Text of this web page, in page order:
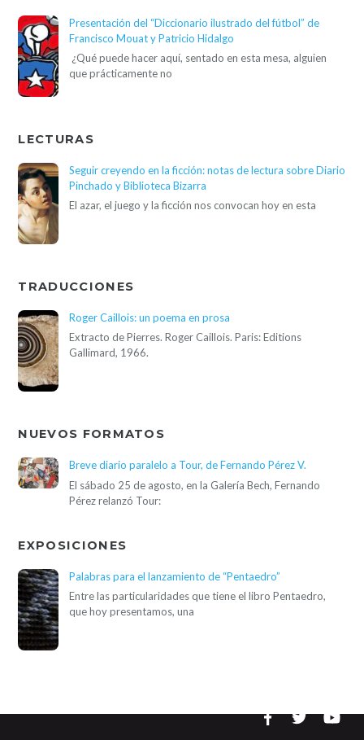
Presentación del “Diccionario ilustrado del fútbol” de
Francisco Mouat y Patricio Hidalgo
¿Qué puede hacer aquí, sentado en esta mesa, alguien
que prácticamente no
LECTURAS
Seguir creyendo en la ficción: notas de lectura sobre Diario
Pinchado y Biblioteca Bizarra
El azar, el juego y la ficción nos convocan hoy en esta
TRADUCCIONES
Roger Caillois: un poema en prosa
Extracto de Pierres. Roger Caillois. Paris: Editions
Gallimard, 1966.
NUEVOS FORMATOS
Breve diario paralelo a Tour, de Fernando Pérez V.
El sábado 25 de agosto, en la Galería Bech, Fernando
Pérez relanzó Tour:
EXPOSICIONES
Palabras para el lanzamiento de “Pentaedro”
Entre las particularidades que tiene el libro Pentaedro,
que hoy presentamos, una